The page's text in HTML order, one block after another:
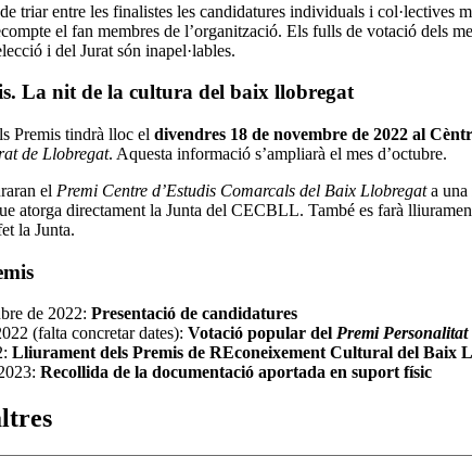
triar entre les finalistes les candidatures individuals i
el fan membres de l’organització. Els fulls de votació dels
i del Jurat són inapel·lables.
La nit de la cultura del baix llobregat
Premis tindrà lloc el divendres 18 de novembre de 2022 al
de Llobregat. Aquesta informació s’ampliarà el mes d’octubre.
el Premi Centre d’Estudis Comarcals del Baix Llobregata una
atorga directament la Junta del CECBLL. També es farà
la Junta.
de 2022: Presentació de candidatures
(falta concretar dates): Votació popular del Premi
Lliurament dels Premis de REconeixement Cultural del Baix
Recollida de la documentació aportada en suport físic